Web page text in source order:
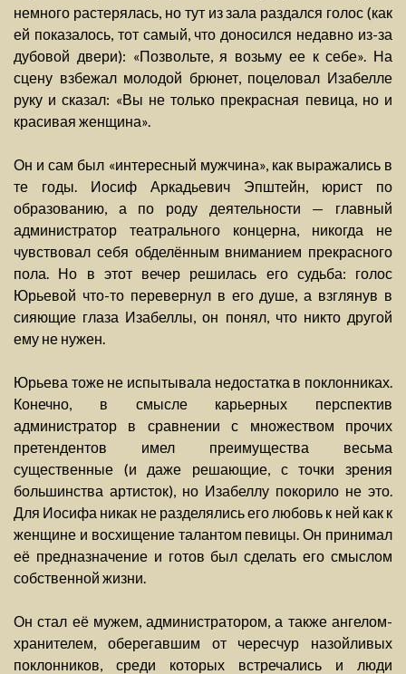
немного растерялась, но тут из зала раздался голос (как
ей показалось, тот самый, что доносился недавно из-за
дубовой двери): «Позвольте, я возьму ее к себе». На
сцену взбежал молодой брюнет, поцеловал Изабелле
руку и сказал: «Вы не только прекрасная певица, но и
красивая женщина».
Он и сам был «интересный мужчина», как выражались в
те годы. Иосиф Аркадьевич Эпштейн, юрист по
образованию, а по роду деятельности — главный
администратор театрального концерна, никогда не
чувствовал себя обделённым вниманием прекрасного
пола. Но в этот вечер решилась его судьба: голос
Юрьевой что-то перевернул в его душе, а взглянув в
сияющие глаза Изабеллы, он понял, что никто другой
ему не нужен.
Юрьева тоже не испытывала недостатка в поклонниках.
Конечно, в смысле карьерных перспектив
администратор в сравнении с множеством прочих
претендентов имел преимущества весьма
существенные (и даже решающие, с точки зрения
большинства артисток), но Изабеллу покорило не это.
Для Иосифа никак не разделялись его любовь к ней как к
женщине и восхищение талантом певицы. Он принимал
её предназначение и готов был сделать его смыслом
собственной жизни.
Он стал её мужем, администратором, а также ангелом-
хранителем, оберегавшим от чересчур назойливых
поклонников, среди которых встречались и люди